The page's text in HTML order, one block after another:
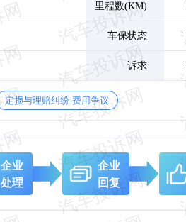
里程数(KM)
车保状态
诉求
定损与理赔纠纷-费用争议
企业
处理
企业
回复